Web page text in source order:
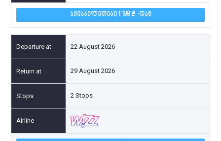
ᲐᲕᲘᲐᲑᲘᲚᲔᲗᲔᲑᲘ 1 198 -ᲓᲐᲜ
22 August 2026
29 August 2026
2 Stops